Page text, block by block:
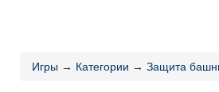
Игры → Категории → Защита